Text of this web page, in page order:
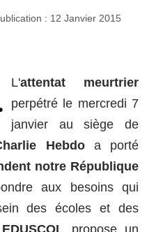
: 12 Janvier 2015
L'attentat meurtrier
perpétré le mercredi 7
janvier au siège de
Hebdoa porté
notre République
aux besoins qui
des écoles et des
propose un